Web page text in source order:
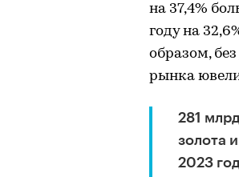
на 37,4%
году на
образом,
рынка
281
золота
2023